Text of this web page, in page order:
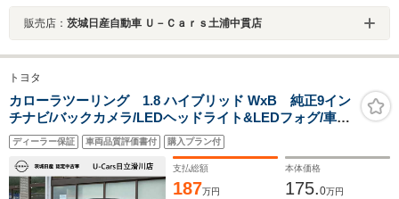
販売店： 茨城日産自動車 Ｕ－Ｃａｒｓ土浦中貫店
トヨタ
カローラツーリング 1.8 ハイブリッド WxB 純正9イン
チナビ/バックカメラ/LEDヘッドライト&LEDフォグ/車間
距離レーダークルーズ/前後ドラレコ/衝突被害軽減ブレー
キ/車線逸脱/踏み間違い/SOSスイッチ/障害物ソナー/ETC/
スマートキー・プッシュスタート/
ディーラー保証 車両品質評価書付 購入プラン付
支払総額
187万円
本体価格
175.0万円